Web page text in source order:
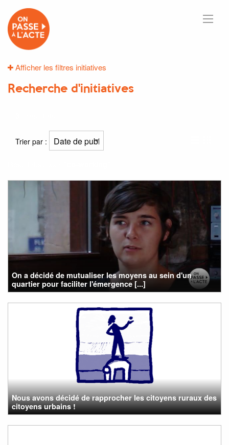
Afficher les filtres initiatives
Recherche d'initiatives
Trier par :
On a décidé de mutualiser les moyens au sein d'un
quartier pour faciliter l'émergence [...]
Nous avons décidé de rapprocher les citoyens ruraux des
citoyens urbains !